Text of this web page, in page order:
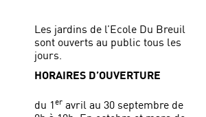
Les jardins de l’Ecole Du Breuil
sont ouverts au public tous les
jours.
HORAIRES D’OUVERTURE
du 1er avril au 30 septembre de